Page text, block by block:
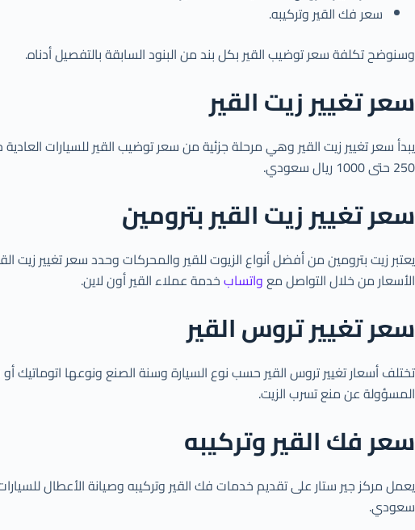
سعر فك القير وتركيبه.
وسنوضح تكلفة سعر توضيب القير بكل بند من البنود السابقة بالتفصيل أدناه.
سعر تغيير زيت القير
250 حتى 1000 ريال سعودي.
سعر تغيير زيت القير بترومين
الأسعار من خلال التواصل معواتسابخدمة عملاء القير أون لاين.
سعر تغيير تروس القير
تختلف أسعار تغيير تروس القير حسب نوع السيارة وسنة الصنع ونوعها اتوماتيك
المسؤولة عن منع تسرب الزيت.
سعر فك القير وتركيبه
سعودي.